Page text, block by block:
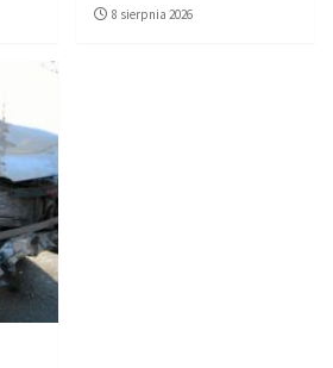
8 sierpnia 2026